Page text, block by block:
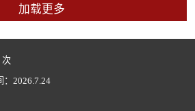
加载更多
次
2026.7.24